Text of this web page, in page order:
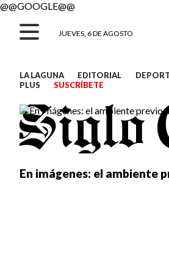
@@GOOGLE@@
JUEVES, 6 DE AGOSTO
LA LAGUNA EDITORIAL
PLUS
SUSCRÍBETE
En imágenes: el ambiente